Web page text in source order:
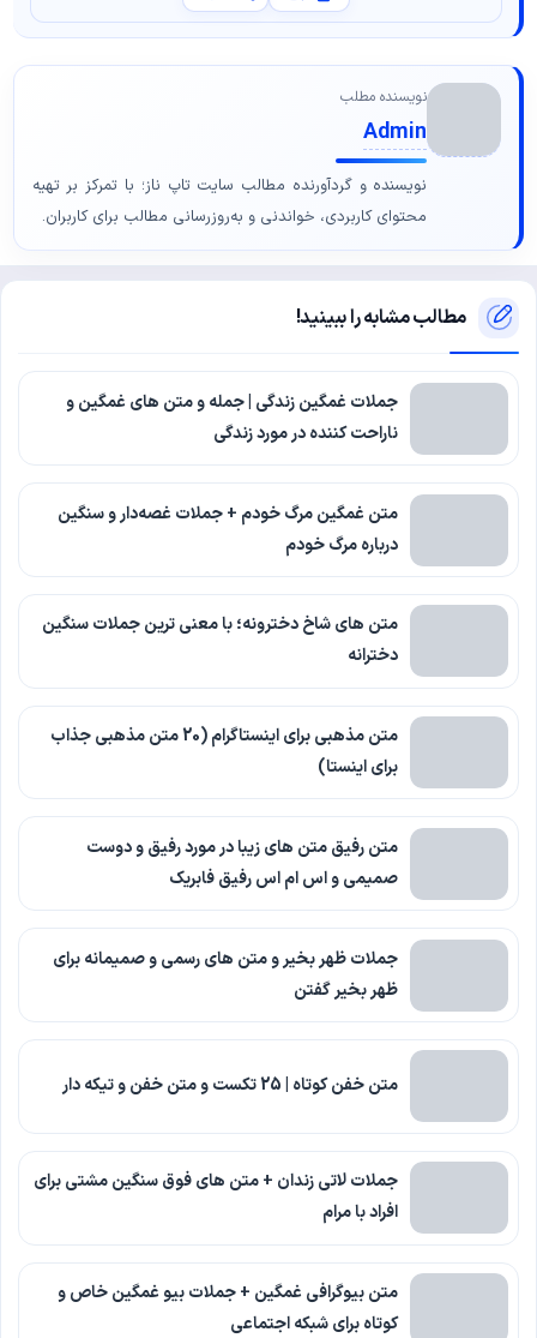
نویسنده مطلب
Admin
نویسنده و گردآورنده مطالب سایت تاپ ناز؛ با تمرکز بر تهیه
محتوای کاربردی، خواندنی و به‌روزرسانی مطالب برای کاربران.
مطالب مشابه را ببینید!
جملات غمگین زندگی | جمله و متن های غمگین و
ناراحت کننده در مورد زندگی
متن غمگین مرگ خودم + جملات غصه‌دار و سنگین
درباره مرگ خودم
متن های شاخ دخترونه؛ با معنی ترین جملات سنگین
دخترانه
متن مذهبی برای اینستاگرام (20 متن مذهبی جذاب
برای اینستا)
متن رفیق متن های زیبا در مورد رفیق و دوست
صمیمی و اس ام اس رفیق فابریک
جملات ظهر بخیر و متن های رسمی و صمیمانه برای
ظهر بخیر گفتن
متن خفن کوتاه | 25 تکست و متن خفن و تیکه دار
جملات لاتی زندان + متن های فوق سنگین مشتی برای
افراد با مرام
متن بیوگرافی غمگین + جملات بیو غمگین خاص و
کوتاه برای شبکه اجتماعی